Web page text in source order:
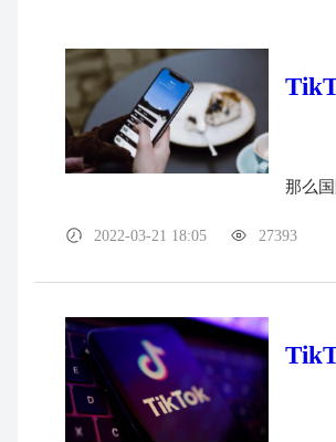
那么
2022-03-21 18:05 27393